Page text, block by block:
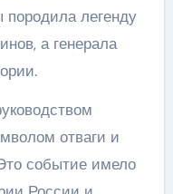
породила легенду
а генерала
отваги и
событие имело